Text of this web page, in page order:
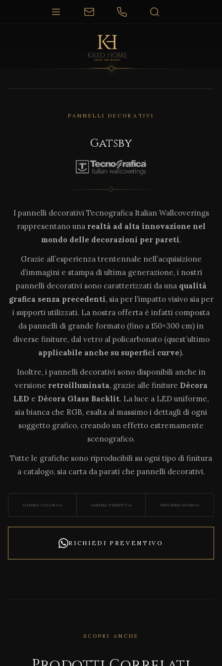
PANNELLI DECORATIVI
Gatsby
I pannelli decorativi Tecnografica Italian Wallcoverings
rappresentano una realtà ad alta innovazione nel
mondo delle decorazioni per pareti.
Grazie all’esperienza trentennale nell’acquisizione
d’immagini e stampa di ultima generazione, i nostri
pannelli decorativi sono caratterizzati da una qualità
grafica senza precedenti, sia per l’impatto visivo sia per
i supporti utilizzati. La nostra offerta è infatti composta
da pannelli di grande formato (fino a 150×300 cm) in
diverse finiture, dal vetro al policarbonato (quest’ultimo
applicabile anche su superfici curve).
Inoltre, i pannelli decorativi sono disponibili anche in
versione retroilluminata, grazie alle finiture Dècora
LED e Dècora Glass Backlit. La luce a LED uniforme,
sia bianca che RGB, esalta al massimo i dettagli di ogni
soggetto grafico, creando un effetto estremamente
scenografico.
Tutte le grafiche sono riproducibili su ogni tipo di finitura
a catalogo, sia carta da parati che pannelli decorativi.
GAMMA COLORI GAMMA TESSUTI INFORMAZIONI
RICHIEDI PREVENTIVO
SCOPRI ANCHE